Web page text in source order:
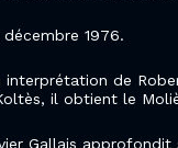
1976.
interprétation de
il obtient le
Gallais